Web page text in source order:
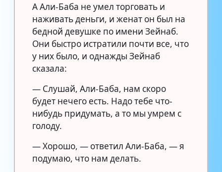
А Али-Баба не умел торговать и
наживать деньги, и женат он был на
бедной девушке по имени Зейнаб.
Они быстро истратили почти все, что
у них было, и однажды Зейнаб
сказала:
— Слушай, Али-Баба, нам скоро
будет нечего есть. Надо тебе что-
нибудь придумать, а то мы умрем с
голоду.
— Хорошо, — ответил Али-Баба, — я
подумаю, что нам делать.